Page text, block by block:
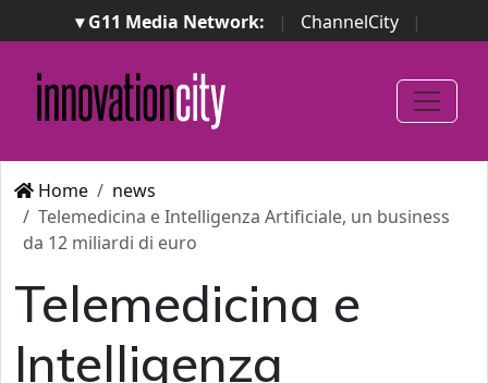
▾ G11 Media Network: | ChannelCity
|
ImpresaCity | SecurityOpenLab | Italian Channel
Awards
Italian Project Awards
Italian Security
Awards
Home
news
Telemedicina e Intelligenza Artificiale, un business
da 12 miliardi di euro
Telemedicina e
Intelligenza